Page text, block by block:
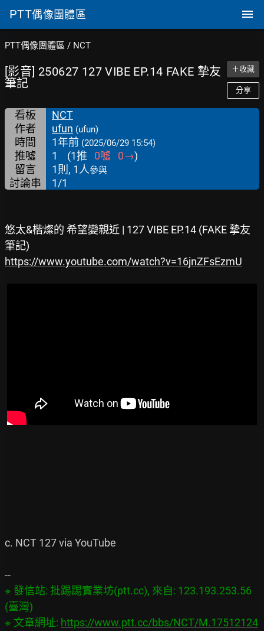
PTT偶像團體區
PTT偶像團體區 / NCT
[影音] 250627 127 VIBE EP.14 FAKE 摯友
筆記
＋收藏
分享
看板
NCT
作者
ufun (ufun)
時間 1年前 (2025/06/29 15:54)
推噓 1 (1推 0噓 0→)
留言
1則, 1人參與
討論串 1/1
悠太&楷燦的 希望變親近 | 127 VIBE EP.14 (FAKE 摯友
筆記)
https://www.youtube.com/watch?v=16jnZFsEzmU
c. NCT 127 via YouTube
※ 發信站: 批踢踢實業坊(ptt.cc), 來自: 123.193.253.56
(臺灣)
※ 文章網址: https://www.ptt.cc/bbs/NCT/M.17512124